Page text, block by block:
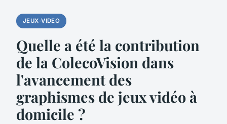
JEUX-VIDEO
Quelle a été la contribution
de la ColecoVision dans
l'avancement des
graphismes de jeux vidéo à
domicile ?